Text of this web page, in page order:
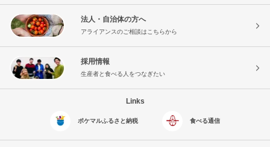
法人・自治体の方へ
アライアンスのご相談はこちらから
採用情報
生産者と食べる人をつなぎたい
Links
ポケマルふるさと納税 食べる通信